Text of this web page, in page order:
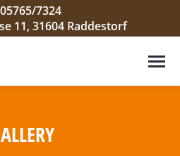
05765/7324
11, 31604 Raddestorf